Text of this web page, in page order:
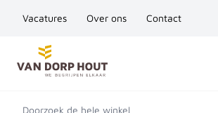
Vacatures Over ons Contact
Ga naar de inhoud
Doorzoek de hele winkel